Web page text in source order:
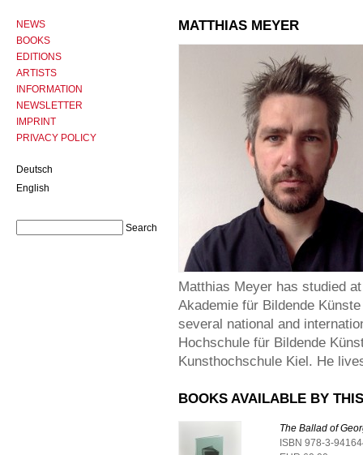
MATTHIAS MEYER
Matthias Meyer has studied
Akademie für Bildende
several national and
Hochschule für Bildende
Kunsthochschule Kiel. He
BOOKS AVAILABLE BY
The Ballad of
ISBN 978-3-
NEWS
BOOKS
EDITIONS
ARTISTS
INFORMATION
NEWSLETTER
IMPRINT
PRIVACY POLICY
Deutsch
English